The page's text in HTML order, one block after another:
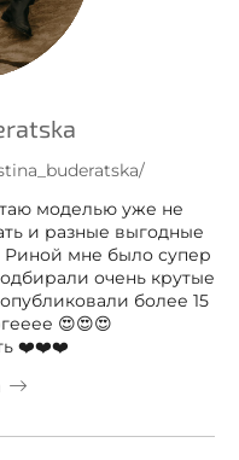
моделью уже не
и разные выгодные
Риной мне было супер
очень крутые
более 15
😍😍😍
❤️❤️❤️